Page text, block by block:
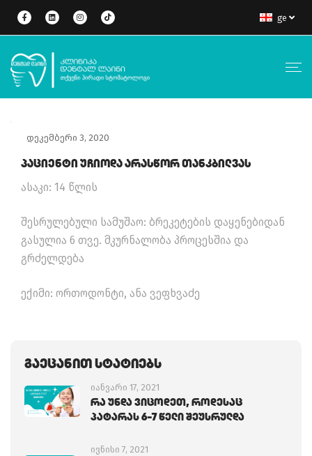
ge
დეკემბერი 3, 2020
Პაციენტი Უჩიოდა Არასწორ Თანკბილვას
ასაკი: 14 წლის
შესრულებული სამუშაო: ბრეკეტების დაყენებიდან
გასულია 6 თვე. მკურნალობა პროცესშია და
გრძელდება
ექიმი: ორთოდონტი, ანა ვეფხვაძე
Გაეცანით Სტატიებს
იანვარი 17, 2021
Რა Უნდა Ვიცოდეთ, Როდესაც
Პატარას 6-7 Წელი Შეუსრულდა
ივნისი 7, 2021